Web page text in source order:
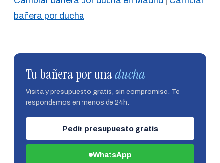
bañera por ducha
Tu bañera por unaducha
Visita y presupuesto gratis, sin compromiso. Te
respondemos en menos de 24h.
Pedir presupuesto gratis
WhatsApp